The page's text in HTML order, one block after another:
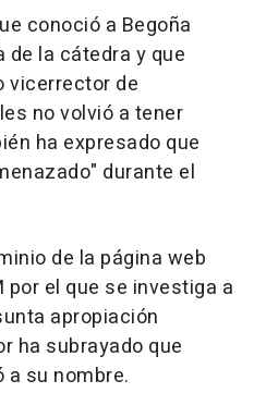
conoció a Begoña
de la cátedra y que
vicerrector de
no volvió a tener
ha expresado que
durante el
de la página web
el que se investiga a
apropiación
ha subrayado que
su nombre.